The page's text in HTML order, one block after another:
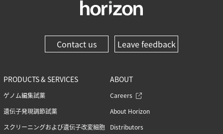
Contact us Leave feedback
PRODUCTS & SERVICES
ゲノム編集試薬
遺伝子発現調節試薬
スクリーニングおよび遺伝子改変細胞
ABOUT
Careers
About Horizon
Distributors